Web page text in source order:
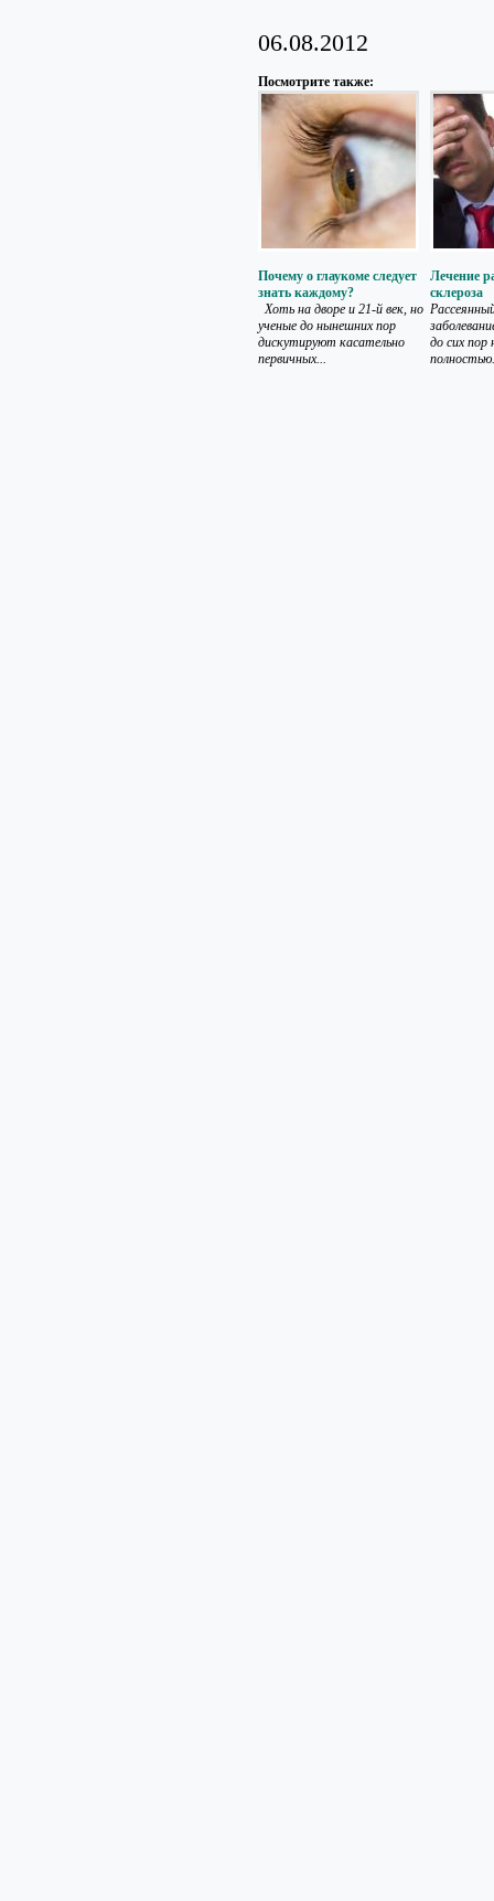
06.08.2012
Посмотрите также:
Почему о глаукоме следует
знать каждому?
Хоть на дворе и 21-й век, но
ученые до нынешних пор
дискутируют касательно
первичных...
Лечение
склероза
до сих пор